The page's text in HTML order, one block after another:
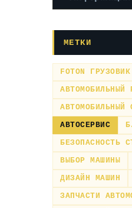
МЕТКИ
FOTON ГРУЗОВИК
АВТОМОБИЛЬНЫЙ
АВТОМОБИЛЬНЫЙ
АВТОСЕРВИС
БЕЗОПАСНОСТЬ
ВЫБОР МАШИНЫ
ДИЗАЙН МАШИН
ЗАПЧАСТИ